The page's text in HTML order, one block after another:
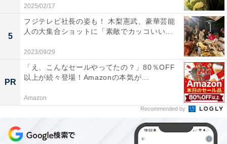
2025/02/17
5
フジテレビ社長の姿も！ 木梨憲武、豪華芸能
人の大集合ショットに「素敵でカッコいい...
2023/09/29
PR
「え、こんなセールやってたの？」80％OFF
以上が続々登場！Amazonの本気が...
Amazon
Recommended by